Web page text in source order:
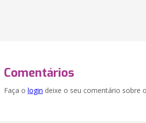
Comentários
Faça o login deixe o seu comentário sobre